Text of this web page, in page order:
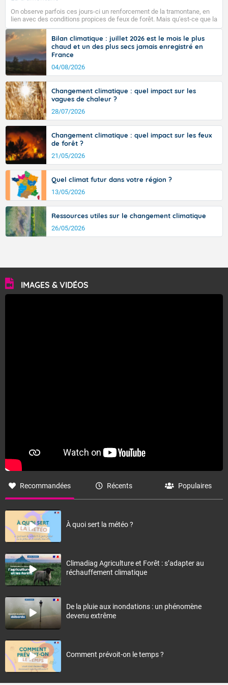
localement jusqu'à 24/26 degrés près de la Grande
bleue. Les maximales s'inscrivent entre 22 et 25 degrés
sur les côtes de Manche et sur le nord Bretagne, 30 à
35 sur le reste de l'hexagone, et jusqu'à 36 à 39 degrés
en basse vallée du Rhône, dans l'intérieur de la
Provence.
Fermer
On observe parfois ces jours-ci un renforcement de la tramontane, en
lien avec des conditions propices de feux de forêt. Mais qu'est-ce que la
tramontane ? Quelles sont ses caractéristiques ? La tramontane est un
vent turbulent soufflant de secteur nord-ouest à nord, ou ouest à nord-
ouest, dans un secteur qui part du Roussillon à la vallée de l’Aude et à
l’ouest de l’Hérault. L’étymologie de ce vent vient du latin trasmontanus,
signifiant au-delà des monts, en allusion aux régions montagneuses
d’où provient ce vent.
Bilan climatique : juillet 2026 est le mois le plus
chaud et un des plus secs jamais enregistré en
France
04/08/2026
Changement climatique : quel impact sur les
vagues de chaleur ?
28/07/2026
Changement climatique : quel impact sur les feux
de forêt ?
21/05/2026
Quel climat futur dans votre région ?
13/05/2026
Ressources utiles sur le changement climatique
26/05/2026
IMAGES & VIDÉOS
Recommandées Récents Populaires
À quoi sert la météo ?
Climadiag Agriculture et Forêt : s’adapter au
réchauffement climatique
De la pluie aux inondations : un phénomène
devenu extrême
Comment prévoit-on le temps ?